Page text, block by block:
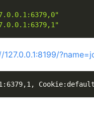
127.0.0.1:8199/